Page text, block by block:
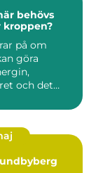
kroppen?
på om
göra
och det